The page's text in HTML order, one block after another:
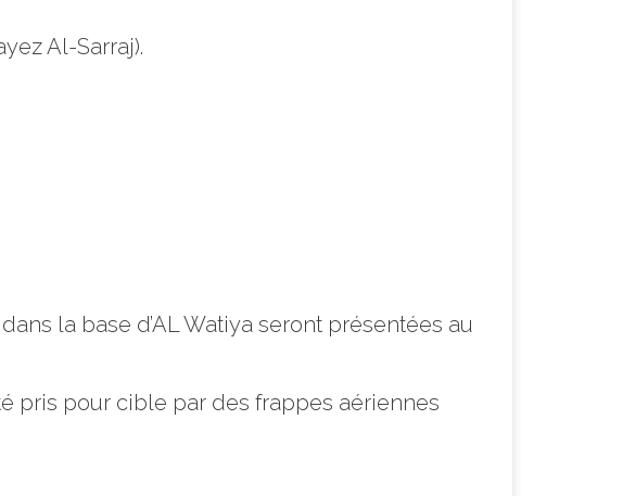
Al-Sarraj).
la base d’AL Watiya seront présentées au
pris pour cible par des frappes aériennes